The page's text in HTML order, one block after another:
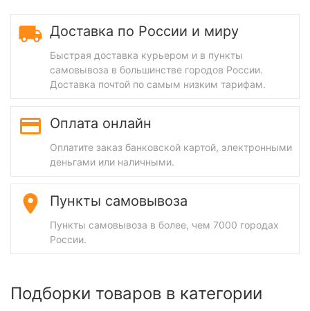
Доставка по России и миру
Быстрая доставка курьером и в пункты
самовывоза в большинстве городов России.
Доставка почтой по самым низким тарифам.
Оплата онлайн
Оплатите заказ банковской картой, электронными
деньгами или наличными.
Пункты самовывоза
Пункты самовывоза в более, чем 7000 городах
России.
Подборки товаров в категории